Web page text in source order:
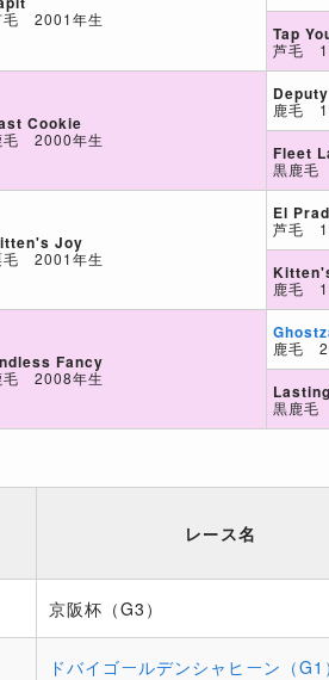
毛 2001年生
Cookie
毛 2000年生
Joy
毛 2001年生
Fancy
毛 2008年生
Tap
芦毛
鹿毛
Fleet
黒鹿毛
El
芦毛
鹿毛
鹿毛
黒鹿毛
レース名
京阪杯（G3）
ドバイゴールデンシャヒーン（G1）